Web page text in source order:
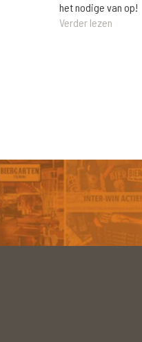
het nodige van op!
Verder lezen